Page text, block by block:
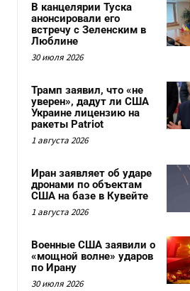
В канцелярии Туска
анонсировали его
встречу с Зеленским в
Люблине
30 июля 2026
Трамп заявил, что «не
уверен», дадут ли США
Украине лицензию на
ракеты Patriot
1 августа 2026
Иран заявляет об ударе
дронами по объектам
США на базе в Кувейте
1 августа 2026
Военные США заявили о
«мощной волне» ударов
по Ирану
30 июля 2026